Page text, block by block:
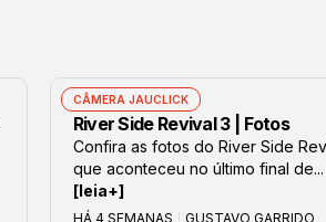
CÂMERA JAUCLICK
River Side Revival 3 | Fotos
Confira as fotos do River Side
que aconteceu no último final de...
[leia+]
HÁ 4 SEMANAS GUSTAVO GARRIDO